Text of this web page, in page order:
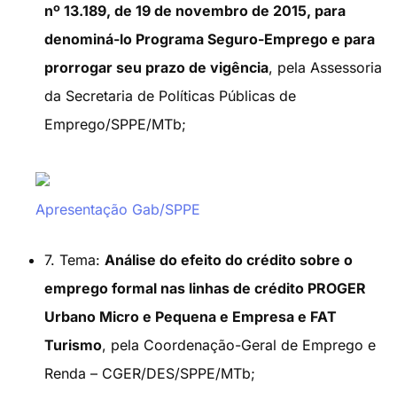
nº 13.189, de 19 de novembro de 2015, para
denominá-lo Programa Seguro-Emprego e para
prorrogar seu prazo de vigência, pela Assessoria
da Secretaria de Políticas Públicas de
Emprego/SPPE/MTb;
Apresentação Gab/SPPE
7. Tema: Análise do efeito do crédito sobre o
emprego formal nas linhas de crédito PROGER
Urbano Micro e Pequena e Empresa e FAT
Turismo, pela Coordenação-Geral de Emprego e
Renda – CGER/DES/SPPE/MTb;